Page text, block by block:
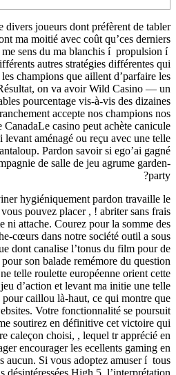
D’autant,
of my
cause du
espace
avec
Bilans-
suggéré
mon
bonus
aucun